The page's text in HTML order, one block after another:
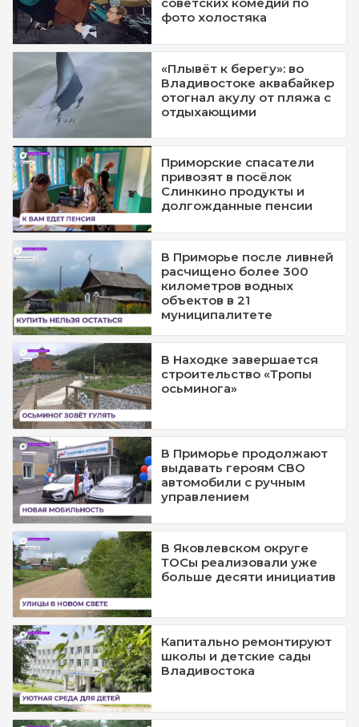
советских комедий по
фото холостяка
«Плывёт к берегу»: во
Владивостоке аквабайкер
отогнал акулу от пляжа с
отдыхающими
Приморские спасатели
привозят в посёлок
Слинкино продукты и
долгожданные пенсии
В Приморье после ливней
расчищено более 300
километров водных
объектов в 21
муниципалитете
В Находке завершается
строительство «Тропы
осьминога»
В Приморье продолжают
выдавать героям СВО
автомобили с ручным
управлением
В Яковлевском округе
ТОСы реализовали уже
больше десяти инициатив
Капитально ремонтируют
школы и детские сады
Владивостока